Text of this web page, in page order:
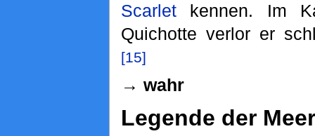
Scarletkennen. Im
Quichotte verlor er
[15]
→ wahr
Legende der